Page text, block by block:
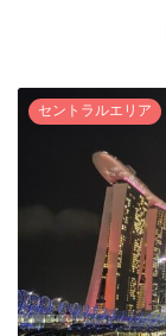
セントラルエリア